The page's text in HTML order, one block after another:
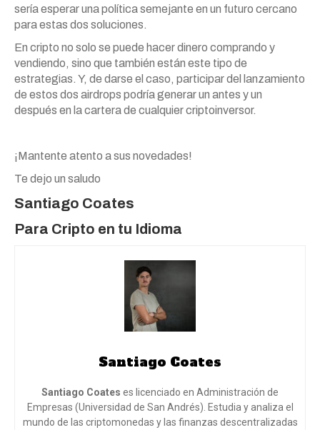
sería esperar una política semejante en un futuro cercano
para estas dos soluciones.
En cripto no solo se puede hacer dinero comprando y
vendiendo, sino que también están este tipo de
estrategias. Y, de darse el caso, participar del lanzamiento
de estos dos airdrops podría generar un antes y un
después en la cartera de cualquier criptoinversor.
¡Mantente atento a sus novedades!
Te dejo un saludo
Santiago Coates
Para Cripto en tu Idioma
Santiago Coates
Santiago Coates es licenciado en Administración de
Empresas (Universidad de San Andrés). Estudia y analiza el
mundo de las criptomonedas y las finanzas descentralizadas